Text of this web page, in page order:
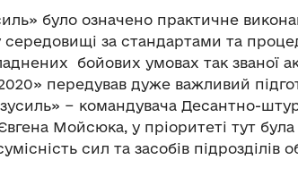
було означено практичне
середовищі за стандартами та
бойових умовах так званої
передував дуже важливий
зусиль» − командувача Десантно-
Мойсюка, у пріоритеті тут
сил та засобів підрозділів